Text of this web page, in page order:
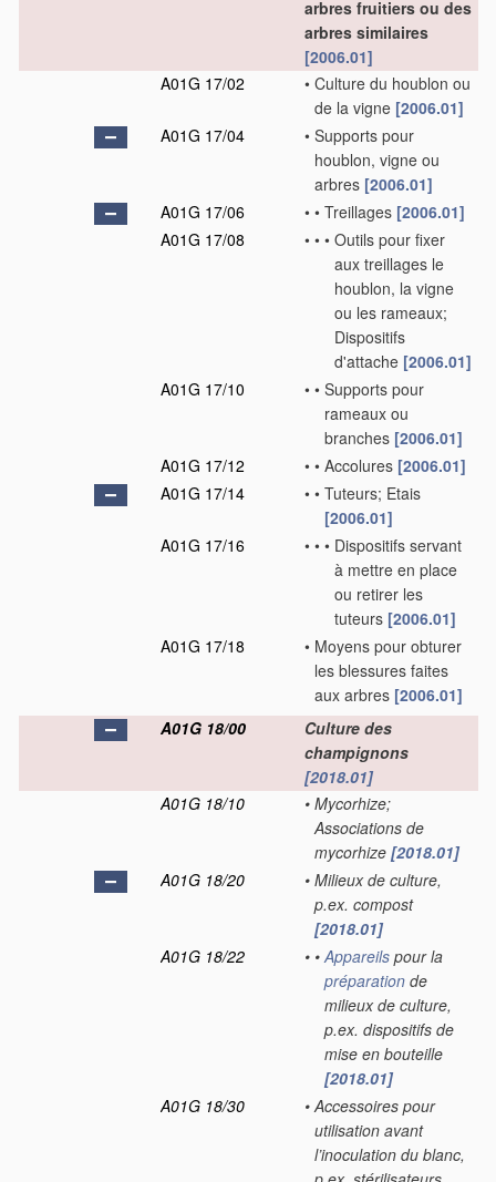
arbres fruitiers ou des
arbres similaires
[2006.01]
A01G 17/02
• Culture du houblon ou
de la vigne [2006.01]
A01G 17/04
• Supports pour
houblon, vigne ou
arbres [2006.01]
A01G 17/06
• • Treillages [2006.01]
A01G 17/08
• • • Outils pour fixer
aux treillages le
houblon, la vigne
ou les rameaux;
Dispositifs
d'attache [2006.01]
A01G 17/10
• • Supports pour
rameaux ou
branches [2006.01]
A01G 17/12
• • Accolures [2006.01]
A01G 17/14
• • Tuteurs; Etais
[2006.01]
A01G 17/16
• • • Dispositifs servant
à mettre en place
ou retirer les
tuteurs [2006.01]
A01G 17/18
• Moyens pour obturer
les blessures faites
aux arbres [2006.01]
A01G 18/00
Culture des
champignons
[2018.01]
A01G 18/10
• Mycorhize;
Associations de
mycorhize [2018.01]
A01G 18/20
• Milieux de culture,
p.ex. compost
[2018.01]
A01G 18/22
• • Appareils pour la
préparation de
milieux de culture,
p.ex. dispositifs de
mise en bouteille
[2018.01]
A01G 18/30
• Accessoires pour
utilisation avant
l’inoculation du blanc,